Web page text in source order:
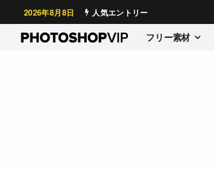
2026年8月8日 人気エントリー
フリー素材